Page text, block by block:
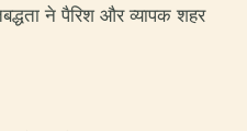
ने पैरिश और व्यापक शहर